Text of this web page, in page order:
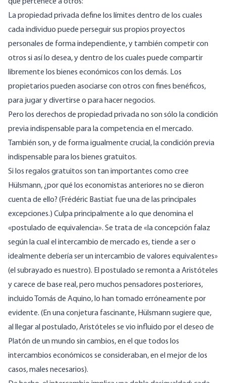
La propiedad privada define los límites dentro de los cuales
cada individuo puede perseguir sus propios proyectos
personales de forma independiente, y también competir con
otros si así lo desea, y dentro de los cuales puede compartir
libremente los bienes económicos con los demás. Los
propietarios pueden asociarse con otros con fines benéficos,
para jugar y divertirse o para hacer negocios.
Pero los derechos de propiedad privada no son sólo la condición
previa indispensable para la competencia en el mercado.
También son, y de forma igualmente crucial, la condición previa
indispensable para los bienes gratuitos.
Si los regalos gratuitos son tan importantes como cree
Hülsmann, ¿por qué los economistas anteriores no se dieron
cuenta de ello? (Frédéric Bastiat fue una de las principales
excepciones.) Culpa principalmente a lo que denomina el
«postulado de equivalencia». Se trata de «la concepción falaz
según la cual el intercambio de mercado es, tiende a ser o
idealmente debería ser un intercambio de valores equivalentes»
(el subrayado es nuestro). El postulado se remonta a Aristóteles
y carece de base real, pero muchos pensadores posteriores,
incluido Tomás de Aquino, lo han tomado erróneamente por
evidente. (En una conjetura fascinante, Hülsmann sugiere que,
al llegar al postulado, Aristóteles se vio influido por el deseo de
Platón de un mundo sin cambios, en el que todos los
intercambios económicos se consideraban, en el mejor de los
casos, males necesarios).